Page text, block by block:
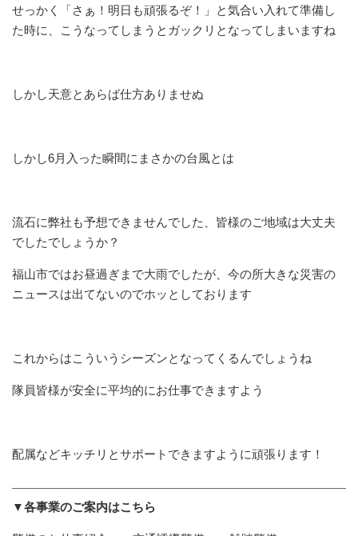
せっかく「さぁ！明日も頑張るぞ！」と気合い入れて準備し
た時に、こうなってしまうとガックリとなってしまいますね
しかし天意とあらば仕方ありませぬ
しかし6月入った瞬間にまさかの台風とは
流石に弊社も予想できませんでした、皆様のご地域は大丈夫
でしたでしょうか？
福山市ではお昼過ぎまで大雨でしたが、今の所大きな災害の
ニュースは出てないのでホッとしております
これからはこういうシーズンとなってくるんでしょうね
隊員皆様が安全に平均的にお仕事できますよう
配属などキッチリとサポートできますように頑張ります！
▼各事業のご案内はこちら